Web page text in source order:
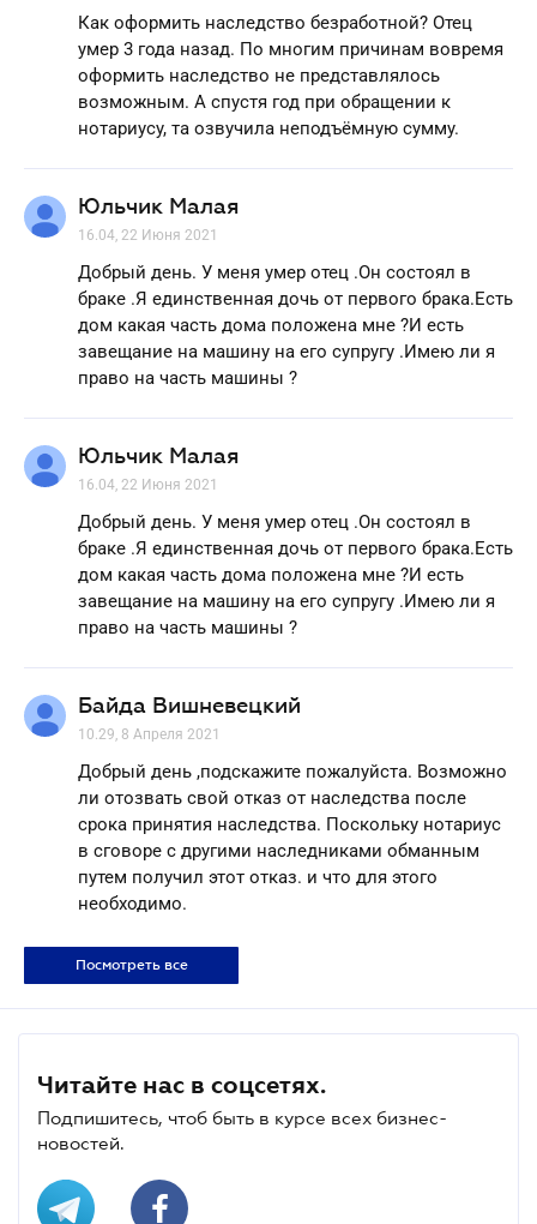
Как оформить наследство безработной? Отец
умер 3 года назад. По многим причинам вовремя
оформить наследство не представлялось
возможным. А спустя год при обращении к
нотариусу, та озвучила неподъёмную сумму.
Юльчик Малая
16.04, 22 Июня 2021
Добрый день. У меня умер отец .Он состоял в
браке .Я единственная дочь от первого брака.Есть
дом какая часть дома положена мне ?И есть
завещание на машину на его супругу .Имею ли я
право на часть машины ?
Юльчик Малая
16.04, 22 Июня 2021
Добрый день. У меня умер отец .Он состоял в
браке .Я единственная дочь от первого брака.Есть
дом какая часть дома положена мне ?И есть
завещание на машину на его супругу .Имею ли я
право на часть машины ?
Байда Вишневецкий
10.29, 8 Апреля 2021
Добрый день ,подскажите пожалуйста. Возможно
ли отозвать свой отказ от наследства после
срока принятия наследства. Поскольку нотариус
в сговоре с другими наследниками обманным
путем получил этот отказ. и что для этого
необходимо.
Посмотреть все
Читайте нас в соцсетях.
Подпишитесь, чтоб быть в курсе всех бизнес-
новостей.